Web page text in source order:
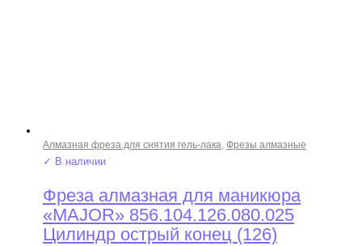
Алмазная фреза для снятия гель-лака, Фрезы алмазные
✓ В наличии
Фреза алмазная для маникюра
«MAJOR» 856.104.126.080.025
Цилиндр острый конец (126)